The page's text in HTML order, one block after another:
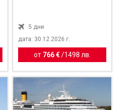
5 дни
дата: 30.12.2026 г.
от 766 €/ 1498 лв.